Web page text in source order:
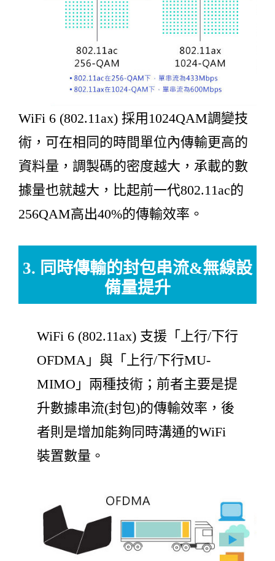
WiFi 6 (802.11ax) 採用1024QAM調變技
術，可在相同的時間單位內傳輸更高的
資料量，調製碼的密度越大，承載的數
據量也就越大，比起前一代802.11ac的
256QAM高出40%的傳輸效率。
3. 同時傳輸的封包串流&無線設
備量提升
WiFi 6 (802.11ax) 支援「上行/下行
OFDMA」與「上行/下行MU-
MIMO」兩種技術；前者主要是提
升數據串流(封包)的傳輸效率，後
者則是增加能夠同時溝通的WiFi
裝置數量。